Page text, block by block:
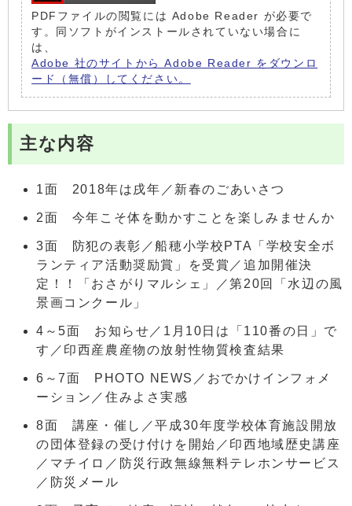
PDFファイルの閲覧には Adobe Reader が必要で
す。同ソフトがインストールされていない場合に
は、
Adobe 社のサイトから Adobe Reader をダウンロ
ード（無償）してください。
主な内容
1面 2018年は戌年／新春のごあいさつ
2面 今年こそ体を動かすことを楽しみませんか
3面 防犯の表彰／船穂小学校PTA「学校安全ボ
ランティア活動奨励賞」を受賞／追加開催決
定！！「おさがりマルシェ」／第20回「水辺の風
景画コンクール」
4～5面 お知らせ／1月10日は「110番の日」で
す／印西産農産物の放射性物質検査結果
6～7面 PHOTO NEWS／おでかけインフォメ
ーション／住みよさ実感
8面 講座・催し／平成30年度学校体育施設開放
の団体登録の受け付けを開始／印西地域歴史講座
／マチイロ／防災行政無線無料テレホンサービス
／防災メール